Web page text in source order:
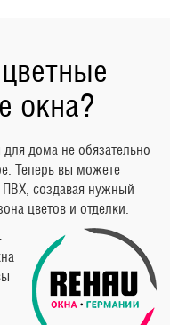
окна?
дома не обязательно
Теперь вы можете
ПВХ, создавая нужный
цветов и отделки.